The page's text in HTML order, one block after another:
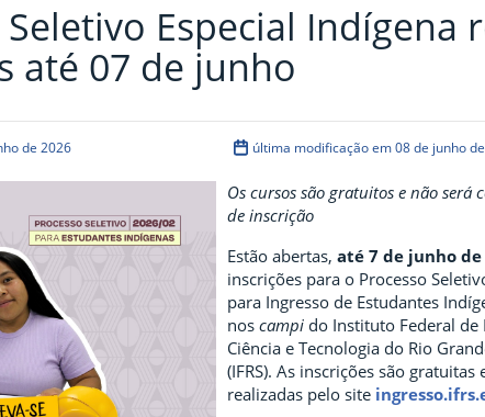
Seletivo Especial Indígena
até 07 de junho
de 2026 última modificação em 08 de junho
Os cursos são gratuitos e não será
de inscrição
Estão abertas,até 7 de junho de
inscrições para o Processo
para Ingresso de Estudantes
noscampi do Instituto Federal de
Ciência e Tecnologia do Rio
(IFRS). As inscrições são gratuitas
realizadas pelo site